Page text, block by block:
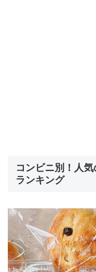
コンビニ別！人
ランキング